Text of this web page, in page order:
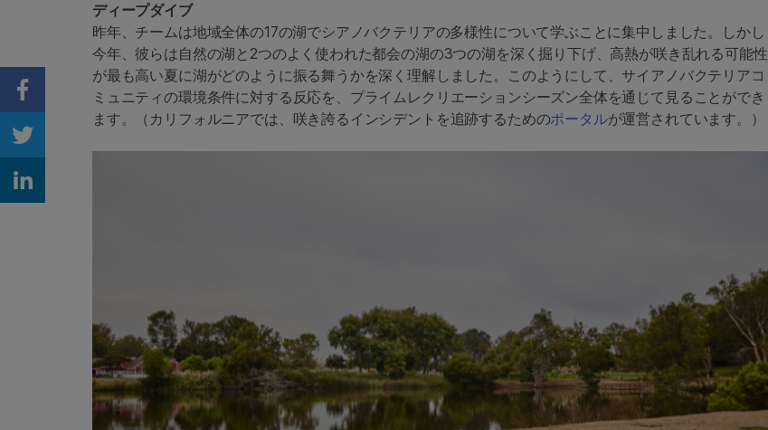
ディープダイブ
昨年、チームは地域全体の17の湖でシアノバクテリアの多様性について学ぶことに集中しました。しかし
今年、彼らは自然の湖と2つのよく使われた都会の湖の3つの湖を深く掘り下げ、高熱が咲き乱れる可能性
が最も高い夏に湖がどのように振る舞うかを深く理解しました。このようにして、サイアノバクテリアコ
ミュニティの環境条件に対する反応を、プライムレクリエーションシーズン全体を通じて見ることができ
ます。（カリフォルニアでは、咲き誇るインシデントを追跡するためのポータルが運営されています。）
Share on Facebook
Share on Twitter
Share on Linkedin